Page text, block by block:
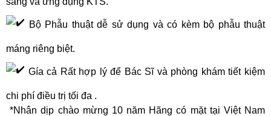
Bộ Phẫu thuật dễ sử dụng và có kèm bộ phẫu thuật
máng riêng biệt.
Gía cả Rất hợp lý để Bác Sĩ và phòng khám tiết kiệm
chi phí điều trị tối đa .
️ ️*Nhân dịp chào mừng 10 năm Hãng có mặt tại Việt Nam